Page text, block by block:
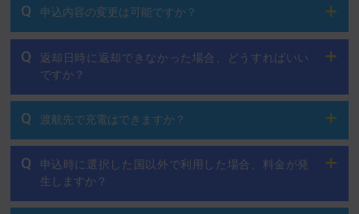
Q 申込内容の変更は可能ですか？
Q
返却日時に返却できなかった場合、どうすればいい
ですか？
Q 渡航先で充電はできますか？
Q
申込時に選択した国以外で利用した場合、料金が発
生しますか？